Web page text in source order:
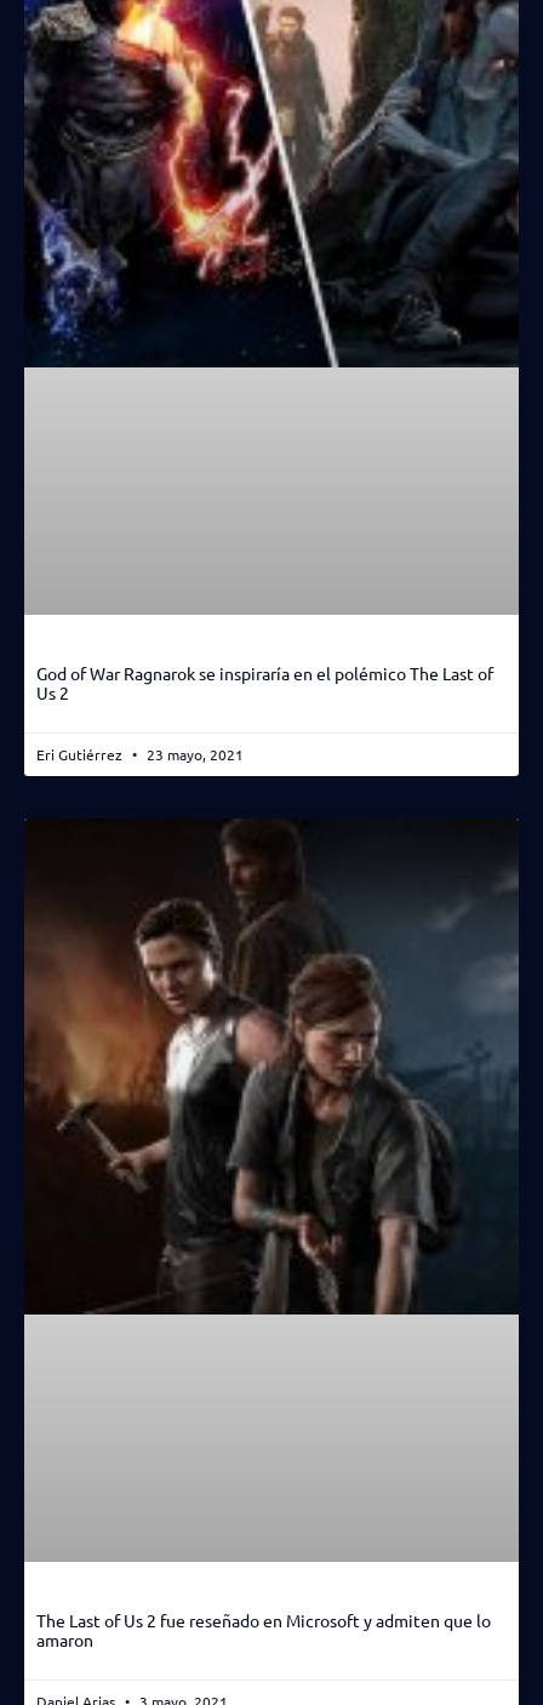
God of War Ragnarok se inspiraría en el polémico The Last of
Us 2
Eri Gutiérrez 23 mayo, 2021
The Last of Us 2 fue reseñado en Microsoft y admiten que lo
amaron